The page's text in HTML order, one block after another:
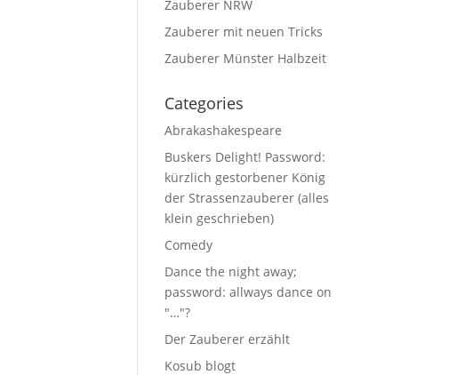
Zauberer NRW
Zauberer mit neuen Tricks
Zauberer Münster Halbzeit
Categories
Abrakashakespeare
Buskers Delight! Password:
kürzlich gestorbener König
der Strassenzauberer (alles
klein geschrieben)
Comedy
Dance the night away;
password: allways dance on
"…"?
Der Zauberer erzählt
Kosub blogt